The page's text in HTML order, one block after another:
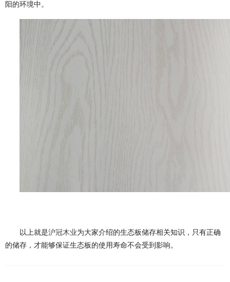
阳的环境中。
以上就是沪冠木业为大家介绍的生态板储存相关知识，只有正确
的储存，才能够保证生态板的使用寿命不会受到影响。